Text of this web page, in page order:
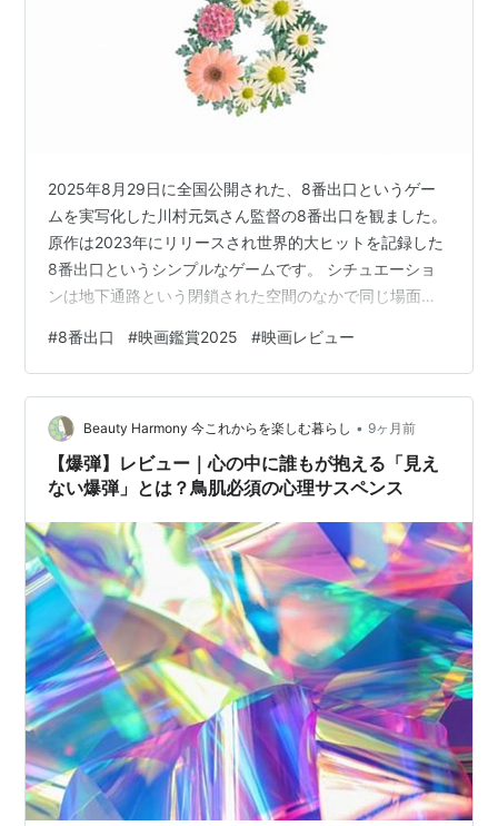
2025年8月29日に全国公開された、8番出口というゲー
ムを実写化した川村元気さん監督の8番出口を観ました。
原作は2023年にリリースされ世界的大ヒットを記録した
8番出口というシンプルなゲームです。 シチュエーショ
ンは地下通路という閉鎖された空間のなかで同じ場面が
は8番出口のゲームのことはよくわからないのですが、ゲ
ームそのままのようで、真っ白い地下通路を主人公（プ
レイヤー）が歩いていく、そこで異変を見つけていくゲ
ームのようです。 異変系ゲームもたくさん増えているよ
うですね。 8番出口・8番のりば Switch版 【8番出口を
観たかった理由…
#8番出口 #映画鑑賞2025 #映画レビュー
Beauty Harmony 今これからを楽しむ暮らし • 9ヶ月前
【爆弾】レビュー｜心の中に誰もが抱える「見え
ない爆弾」とは？鳥肌必須の心理サスペンス